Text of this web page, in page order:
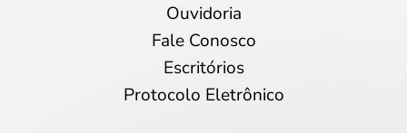
Ouvidoria
Fale Conosco
Escritórios
Protocolo Eletrônico